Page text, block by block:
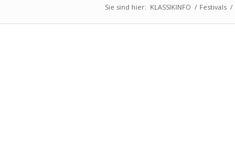
Sie sind hier: KLASSIKINFO / Festivals /